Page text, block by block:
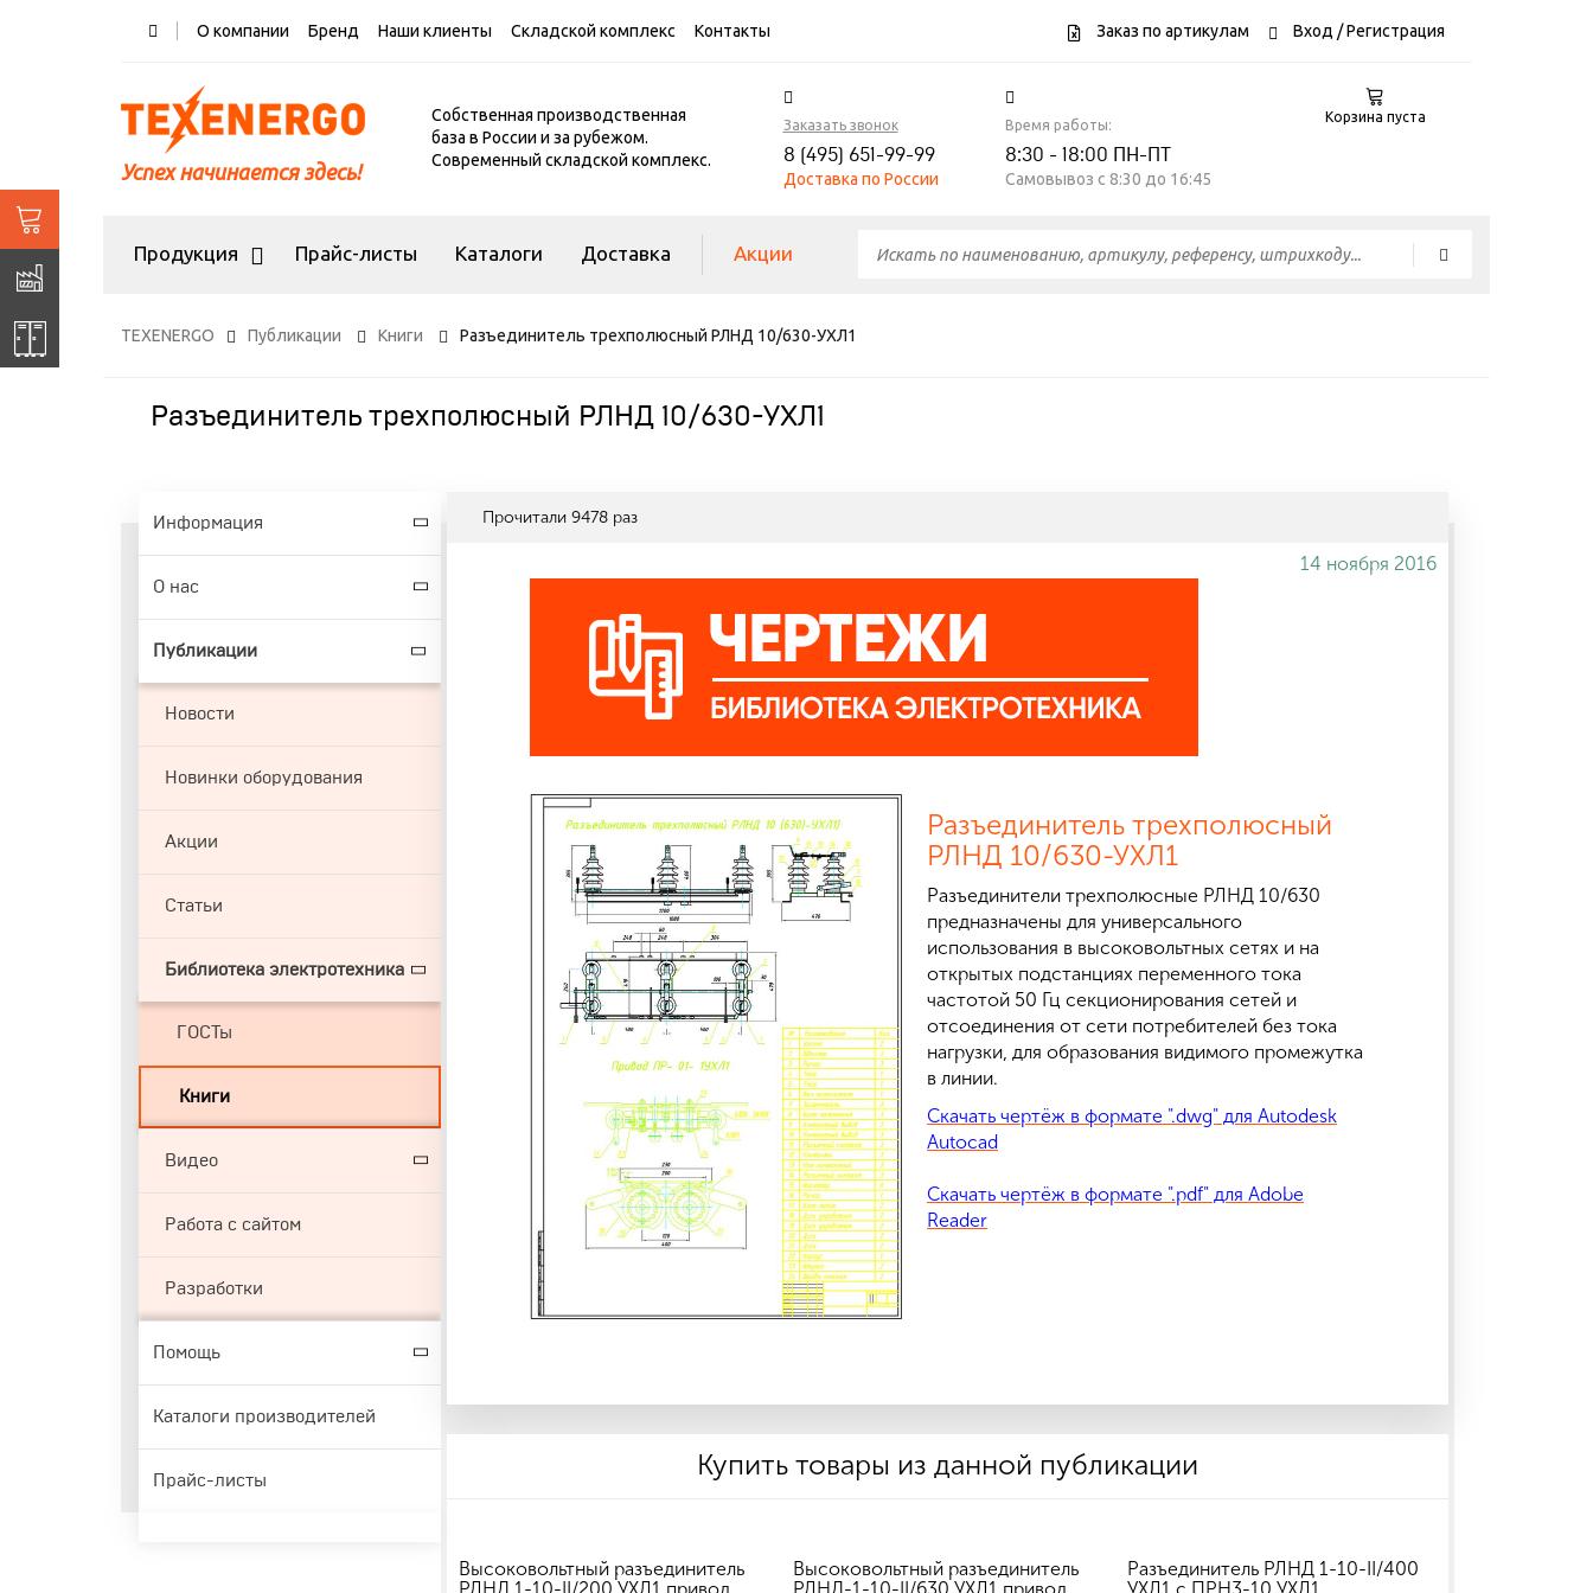
О компании Бренд Наши клиенты Складской комплекс Контакты Заказ по артикулам Вход / Регистрация
Успех начинается здесь!
Собственная производственная
база в России и за рубежом.
Современный складской комплекс.
Заказать звонок
8 (495) 651-99-99
Доставка по России
Время работы:
8:30 - 18:00 ПН-ПТ
Самовывоз c 8:30 до 16:45
Корзина пуста
Продукция Прайс-листы Каталоги Доставка Акции
TEXENERGO Публикации Книги Разъединитель трехполюсный РЛНД 10/630-УХЛ1
Разъединитель трехполюсный РЛНД 10/630-УХЛ1
Информация
О нас
Публикации
Новости
Новинки оборудования
Акции
Статьи
Библиотека электротехника
ГОСТы
Книги
Видео
Работа с сайтом
Разработки
Помощь
Каталоги производителей
Прайс-листы
Прочитали 9478 раз
14 ноября 2016
Разъединитель трехполюсный
РЛНД 10/630-УХЛ1
Разъединители трехполюсные РЛНД 10/630
предназначены для универсального
использования в высоковольтных сетях и на
открытых подстанциях переменного тока
частотой 50 Гц секционирования сетей и
отсоединения от сети потребителей без тока
нагрузки, для образования видимого промежутка
в линии.
Скачать чертёж в формате ".dwg" для Autodesk
Autocad
Скачать чертёж в формате ".pdf" для Adobe
Reader
Купить товары из данной публикации
Высоковольтный разъединитель
Высоковольтный разъединитель
Разъединитель РЛНД 1-10-II/400